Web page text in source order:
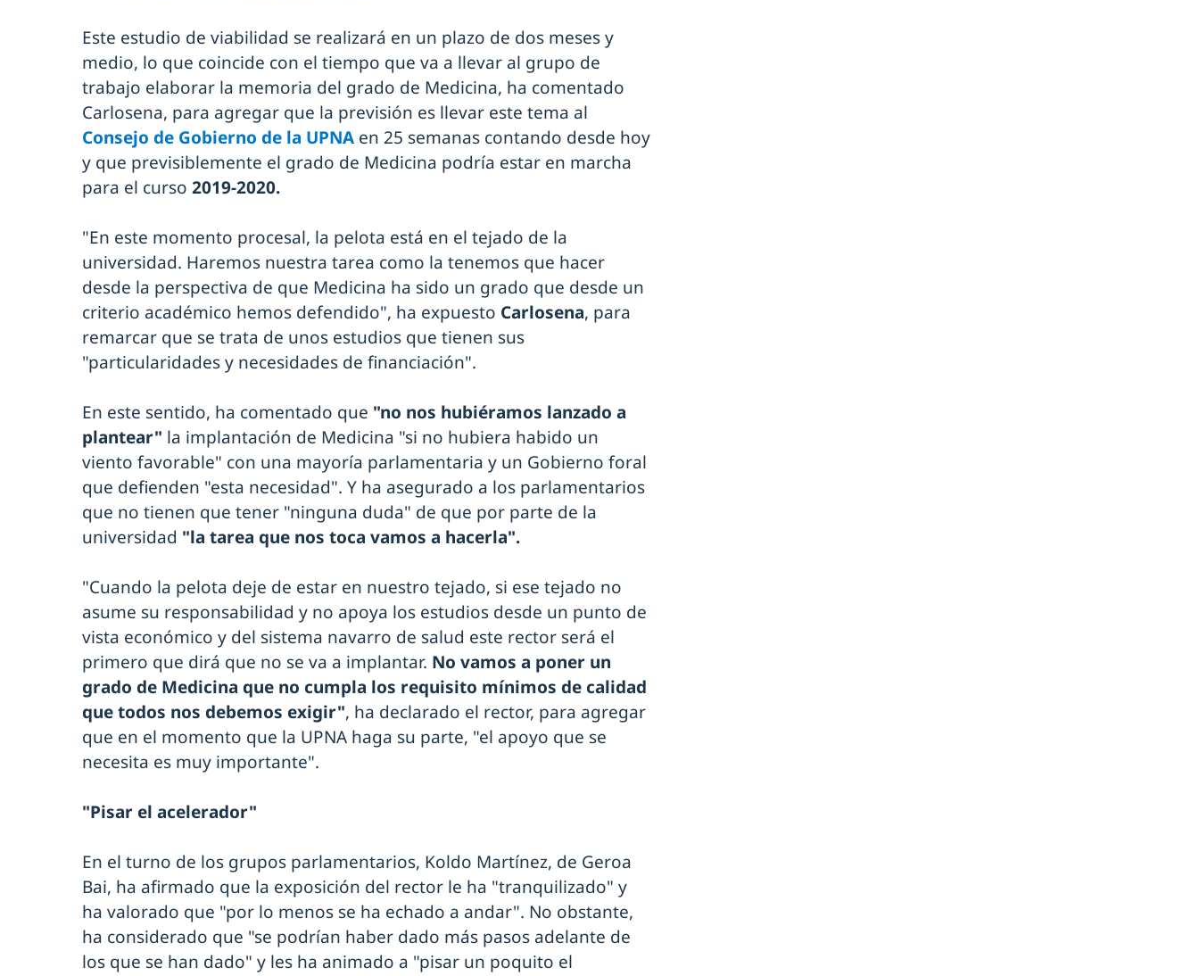
Este estudio de viabilidad se realizará en un plazo de dos meses y
medio, lo que coincide con el tiempo que va a llevar al grupo de
trabajo elaborar la memoria del grado de Medicina, ha comentado
Carlosena, para agregar que la previsión es llevar este tema al
Consejo de Gobierno de la UPNA en 25 semanas contando desde hoy
y que previsiblemente el grado de Medicina podría estar en marcha
para el curso 2019-2020.
"En este momento procesal, la pelota está en el tejado de la
universidad. Haremos nuestra tarea como la tenemos que hacer
desde la perspectiva de que Medicina ha sido un grado que desde un
criterio académico hemos defendido", ha expuesto Carlosena, para
remarcar que se trata de unos estudios que tienen sus
"particularidades y necesidades de financiación".
En este sentido, ha comentado que "no nos hubiéramos lanzado a
plantear" la implantación de Medicina "si no hubiera habido un
viento favorable" con una mayoría parlamentaria y un Gobierno foral
que defienden "esta necesidad". Y ha asegurado a los parlamentarios
que no tienen que tener "ninguna duda" de que por parte de la
universidad "la tarea que nos toca vamos a hacerla".
"Cuando la pelota deje de estar en nuestro tejado, si ese tejado no
asume su responsabilidad y no apoya los estudios desde un punto de
vista económico y del sistema navarro de salud este rector será el
primero que dirá que no se va a implantar. No vamos a poner un
grado de Medicina que no cumpla los requisito mínimos de calidad
que todos nos debemos exigir", ha declarado el rector, para agregar
que en el momento que la UPNA haga su parte, "el apoyo que se
necesita es muy importante".
"Pisar el acelerador"
En el turno de los grupos parlamentarios, Koldo Martínez, de Geroa
Bai, ha afirmado que la exposición del rector le ha "tranquilizado" y
ha valorado que "por lo menos se ha echado a andar". No obstante,
ha considerado que "se podrían haber dado más pasos adelante de
los que se han dado" y les ha animado a "pisar un poquito el